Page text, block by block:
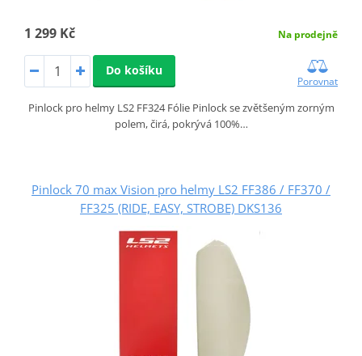
1 299 Kč Na prodejně
Do košíku
Porovnat
Pinlock pro helmy LS2 FF324 Fólie Pinlock se zvětšeným zorným
polem, čirá, pokrývá 100%…
Pinlock 70 max Vision pro helmy LS2 FF386 / FF370 /
FF325 (RIDE, EASY, STROBE) DKS136